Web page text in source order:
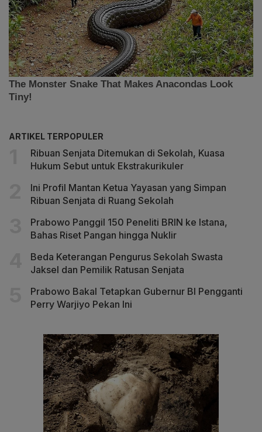
ARTIKEL TERPOPULER
Ribuan Senjata Ditemukan di Sekolah, Kuasa
Hukum Sebut untuk Ekstrakurikuler
Ini Profil Mantan Ketua Yayasan yang Simpan
Ribuan Senjata di Ruang Sekolah
Prabowo Panggil 150 Peneliti BRIN ke Istana,
Bahas Riset Pangan hingga Nuklir
Beda Keterangan Pengurus Sekolah Swasta
Jaksel dan Pemilik Ratusan Senjata
Prabowo Bakal Tetapkan Gubernur BI Pengganti
Perry Warjiyo Pekan Ini